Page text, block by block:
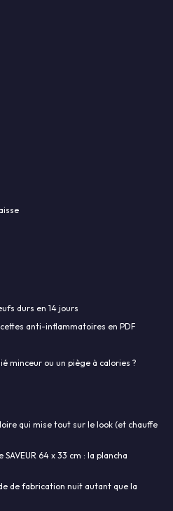
durs en 14 jours
anti-inflammatoires en PDF
minceur ou un piège à calories ?
qui mise tout sur le look (et chauffe
64 x 33 cm : la plancha
de fabrication nuit autant que la